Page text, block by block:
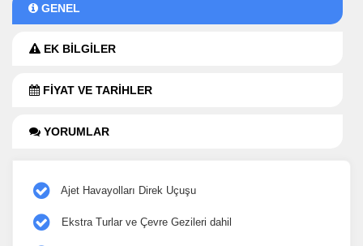
GENEL
EK BİLGİLER
FİYAT VE TARİHLER
YORUMLAR
Ajet Havayolları Direk Uçuşu
Ekstra Turlar ve Çevre Gezileri dahil